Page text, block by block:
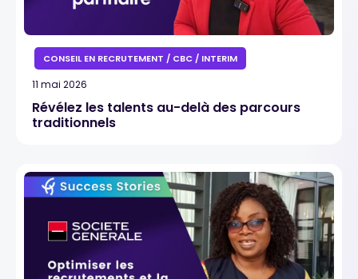
CONSEIL EN RECRUTEMENT / CBC / INTERIM
11 mai 2026
Révélez les talents au-delà des parcours
traditionnels